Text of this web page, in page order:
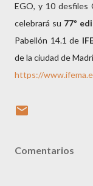
EGO, y 10 desfiles
celebrará su 77º
Pabellón 14.1 de
de la ciudad de
https://
Comentarios